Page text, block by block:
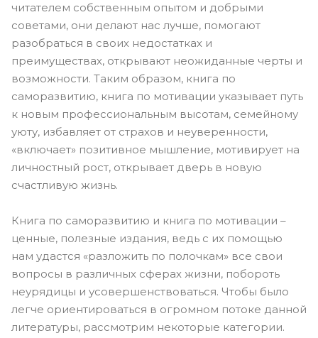
читателем собственным опытом и добрыми
советами, они делают нас лучше, помогают
разобраться в своих недостатках и
преимуществах, открывают неожиданные черты и
возможности. Таким образом, книга по
саморазвитию, книга по мотивации указывает путь
к новым профессиональным высотам, семейному
уюту, избавляет от страхов и неуверенности,
«включает» позитивное мышление, мотивирует на
личностный рост, открывает дверь в новую
счастливую жизнь.
Книга по саморазвитию и книга по мотивации –
ценные, полезные издания, ведь с их помощью
нам удастся «разложить по полочкам» все свои
вопросы в различных сферах жизни, побороть
неурядицы и усовершенствоваться. Чтобы было
легче ориентироваться в огромном потоке данной
литературы, рассмотрим некоторые категории.